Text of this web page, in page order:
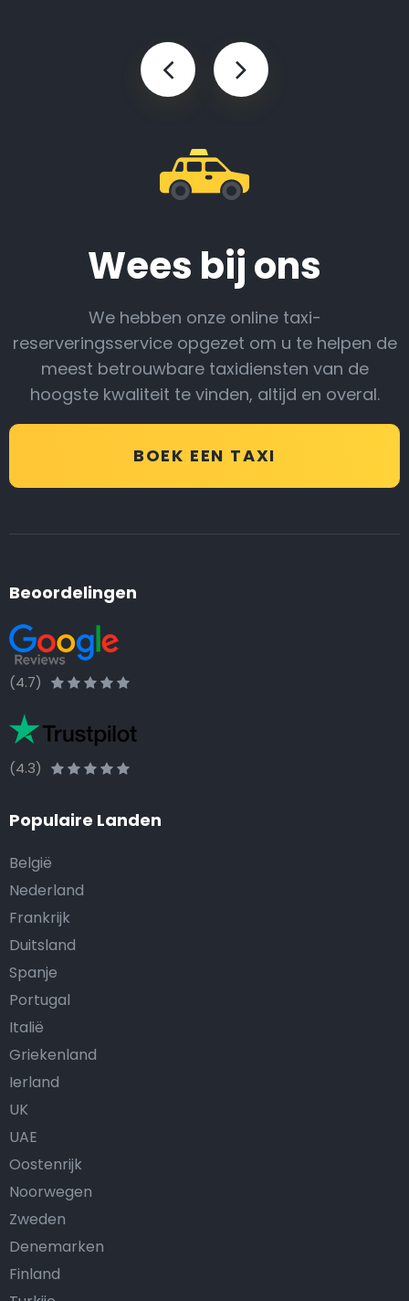
Wees bij ons
We hebben onze online taxi-
reserveringsservice opgezet om u te helpen de
meest betrouwbare taxidiensten van de
hoogste kwaliteit te vinden, altijd en overal.
BOEK EEN TAXI
Beoordelingen
(4.7)
(4.3)
Populaire Landen
België
Nederland
Frankrijk
Duitsland
Spanje
Portugal
Italië
Griekenland
Ierland
UK
UAE
Oostenrijk
Noorwegen
Zweden
Denemarken
Finland